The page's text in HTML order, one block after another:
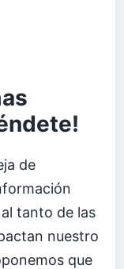
de
tanto de las
nuestro
que